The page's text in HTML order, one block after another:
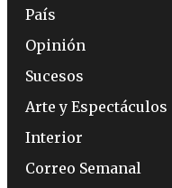
País
Opinión
Sucesos
Arte y Espectáculos
Interior
Correo Semanal